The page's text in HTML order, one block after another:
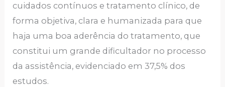
cuidados contínuos e tratamento clínico, de
forma objetiva, clara e humanizada para que
haja uma boa aderência do tratamento, que
constitui um grande dificultador no processo
da assistência, evidenciado em 37,5% dos
estudos.